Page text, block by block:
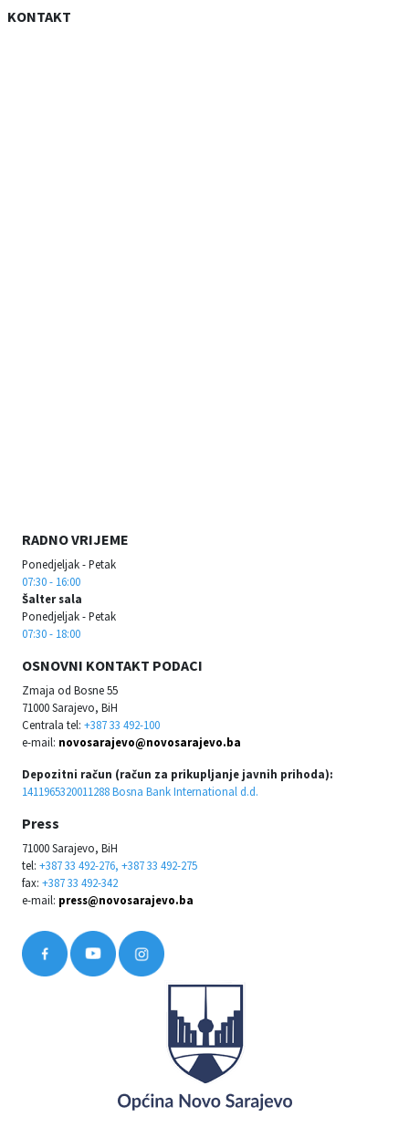
KONTAKT
RADNO VRIJEME
Ponedjeljak - Petak
07:30 - 16:00
Šalter sala
Ponedjeljak - Petak
07:30 - 18:00
OSNOVNI KONTAKT PODACI
Zmaja od Bosne 55
71000 Sarajevo, BiH
Centrala tel: +387 33 492-100
e-mail: novosarajevo@novosarajevo.ba
Depozitni račun (račun za prikupljanje javnih prihoda):
1411965320011288 Bosna Bank International d.d.
Press
71000 Sarajevo, BiH
tel: +387 33 492-276, +387 33 492-275
fax: +387 33 492-342
e-mail: press@novosarajevo.ba